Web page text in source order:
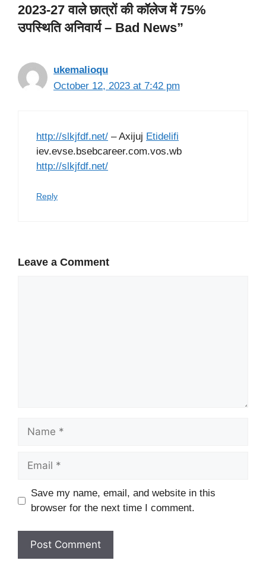
2023-27 वाले छात्रों की कॉलेज में 75%
उपस्थिति अनिवार्य – Bad News”
ukemalioqu
October 12, 2023 at 7:42 pm
http://slkjfdf.net/ – Axijuj Etidelifi
iev.evse.bsebcareer.com.vos.wb
http://slkjfdf.net/
Reply
Leave a Comment
Name
Email
Website
Save my name, email, and website in this
browser for the next time I comment.